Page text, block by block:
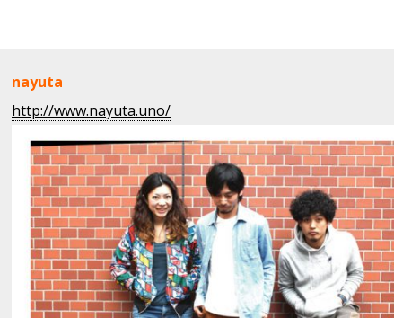
nayuta
http://www.nayuta.uno/